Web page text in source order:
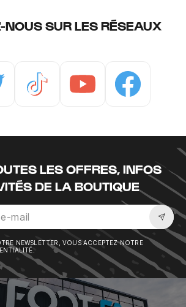
NOUS SUR LES RÉSEAUX
LES OFFRES, INFOS
DE LA BOUTIQUE
NEWSLETTER, VOUS ACCEPTEZ NOTRE